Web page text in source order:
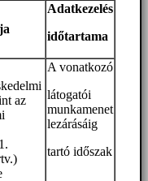
Adatkezelés
időtartama
az
A vonatkozó
látogatói
munkamenet
lezárásáig
tartó időszak